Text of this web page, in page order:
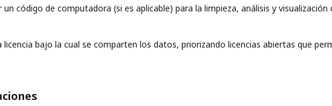
código de computadora (si es aplicable) para la limpieza, análisis y visualización
licencia bajo la cual se comparten los datos, priorizando licencias abiertas que